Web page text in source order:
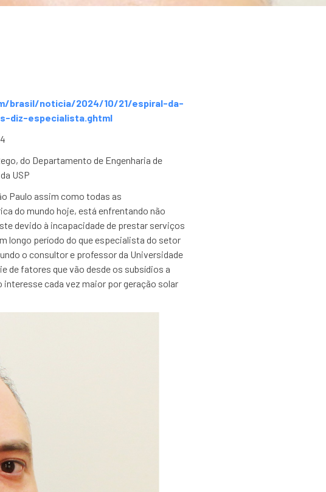
brasil/noticia/2024/10/21/espiral-da-
diz-especialista.ghtml
do Departamento de Engenharia de
USP
Paulo assim como todas as
do mundo hoje, está enfrentando não
devido à incapacidade de prestar serviços
longo período do que especialista do setor
o consultor e professor da Universidade
de fatores que vão desde os subsídios a
cada vez maior por geração solar